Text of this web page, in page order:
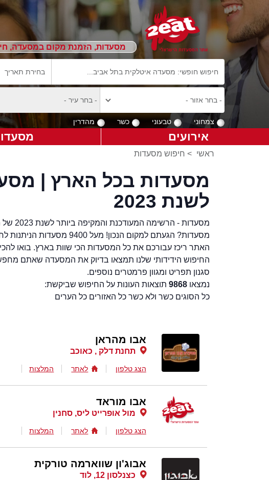
מסעדות, הזמנת מקום במסעדה,
צמחוני טבעוני כשר מהדרין
אירועים
ראשי > חיפוש מסעדות
מסעדות בכל הארץ |
לשנת 2023
מסעדות
מסעדות? הגעתם למקום הנכון! מעל
האתר ריכז עבורכם את כל המסעדות הכי שוות בארץ. בואו
החיפוש הידידותי שלנו תמצאו בדיוק את המסעדה שאתם
סגנון תפריט ומגוון פרמטרים נוספים.
נמצאו 9868תוצאות העונות על החיפוש שביקשת:
כל הסוגים כשר ולא כשר כל האזורים כל הערים
אבו מהראן
תחנת דלק , כאוכב
הצג טלפון לאתר המלצות
אבו מוראד
מול אופרייט ליס, סחנין
הצג טלפון לאתר המלצות
אבוג'ון שווארמה טורקית
כצנלסון 12, לוד